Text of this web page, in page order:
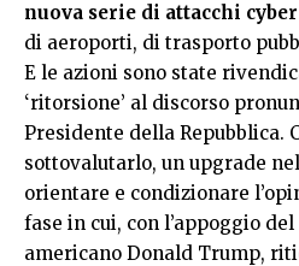
nuova serie di attacchi
di aeroporti, di trasporto
E le azioni sono state
‘ritorsione’ al discorso
Presidente della Repubblica.
sottovalutarlo, un upgrade
orientare e condizionare
fase in cui, con l’appoggio
americano Donald Trump,